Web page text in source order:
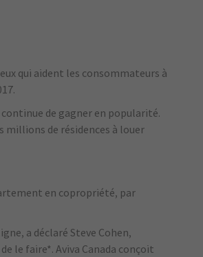
qui aident les consommateurs à
de gagner en popularité.
millions de résidences à louer
en copropriété, par
a déclaré Steve Cohen,
le faire*. Aviva Canada conçoit